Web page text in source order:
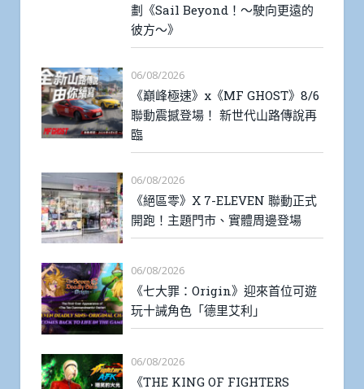
劃《Sail Beyond！～駛向更遠的
彼方～》
06/08/2026
《巔峰極速》x《MF GHOST》8/6
聯動震撼登場！ 新世代山路傳說再
臨
06/08/2026
《絕區零》X 7-ELEVEN 聯動正式
開跑！主題門市、實體周邊登場
06/08/2026
《七大罪：Origin》迎來首位可遊
玩十誡角色「德里艾利」
06/08/2026
《THE KING OF FIGHTERS